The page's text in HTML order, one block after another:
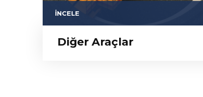
İNCELE
Diğer Araçlar